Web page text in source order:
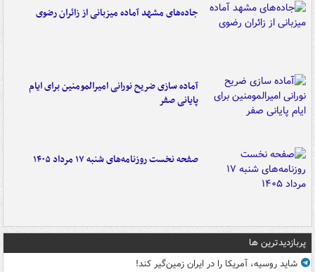
جاده‌های مشهد آماده میزبانی از زائران رضوی
آماده سازی ضریح نورانی امیرالمومنین برای ایام
پایانی صفر
صفحه نخست روزنامه‌های شنبه ۱۷ مرداد ۱۴۰۵
پربازدیدترین ها
شاید روسیه، آمریکا را در ایران زمین‌گیر کند!